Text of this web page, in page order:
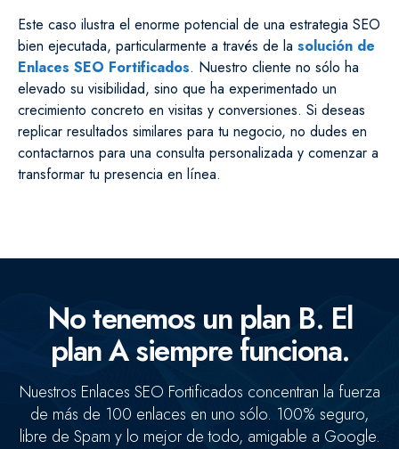
Este caso ilustra el enorme potencial de una estrategia SEO
bien ejecutada, particularmente a través de la solución de
Enlaces SEO Fortificados. Nuestro cliente no sólo ha
elevado su visibilidad, sino que ha experimentado un
crecimiento concreto en visitas y conversiones. Si deseas
replicar resultados similares para tu negocio, no dudes en
contactarnos para una consulta personalizada y comenzar a
transformar tu presencia en línea.
No tenemos un plan B. El
plan A siempre funciona.
Nuestros Enlaces SEO Fortificados concentran la fuerza
de más de 100 enlaces en uno sólo. 100% seguro,
libre de Spam y lo mejor de todo, amigable a Google.